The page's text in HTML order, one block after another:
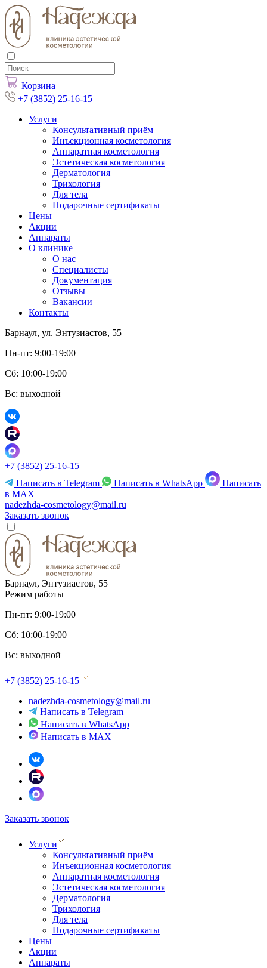
Корзина
+7 (3852) 25-16-15
Услуги
Консультативный приём
Инъекционная косметология
Аппаратная косметология
Эстетическая косметология
Дерматология
Трихология
Для тела
Подарочные сертификаты
Цены
Акции
Аппараты
О клинике
О нас
Специалисты
Документация
Отзывы
Вакансии
Контакты
Барнаул, ул. Энтузиастов, 55
Пн-пт: 9:00-19:00
Сб: 10:00-19:00
Вс: выходной
+7 (3852) 25-16-15
Написать в Telegram
Написать в WhatsApp
Написать
в MAX
nadezhda-cosmetology@mail.ru
Заказать звонок
Барнаул, Энтузиастов, 55
Режим работы
Пн-пт: 9:00-19:00
Сб: 10:00-19:00
Вс: выходной
+7 (3852) 25-16-15
nadezhda-cosmetology@mail.ru
Написать в Telegram
Написать в WhatsApp
Написать в MAX
Заказать звонок
Услуги
Консультативный приём
Инъекционная косметология
Аппаратная косметология
Эстетическая косметология
Дерматология
Трихология
Для тела
Подарочные сертификаты
Цены
Акции
Аппараты